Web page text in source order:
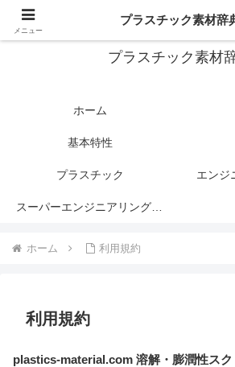
プラスチック関連情報サイ
プラスチック素材
ホーム
基本特性
プラスチック
スーパーエンジニアリング・プラスチック
ホーム 利用規約
利用規約
plastics-material.com 溶解・膨潤性スク
メニュー
プラスチック素材辞